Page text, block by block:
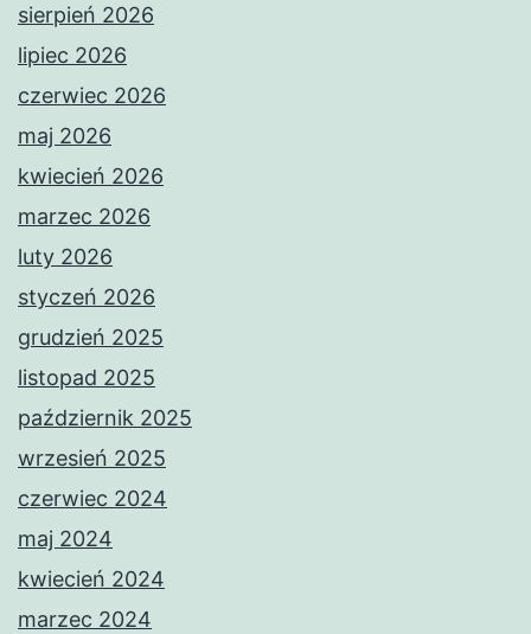
sierpień 2026
lipiec 2026
czerwiec 2026
maj 2026
kwiecień 2026
marzec 2026
luty 2026
styczeń 2026
grudzień 2025
listopad 2025
październik 2025
wrzesień 2025
czerwiec 2024
maj 2024
kwiecień 2024
marzec 2024